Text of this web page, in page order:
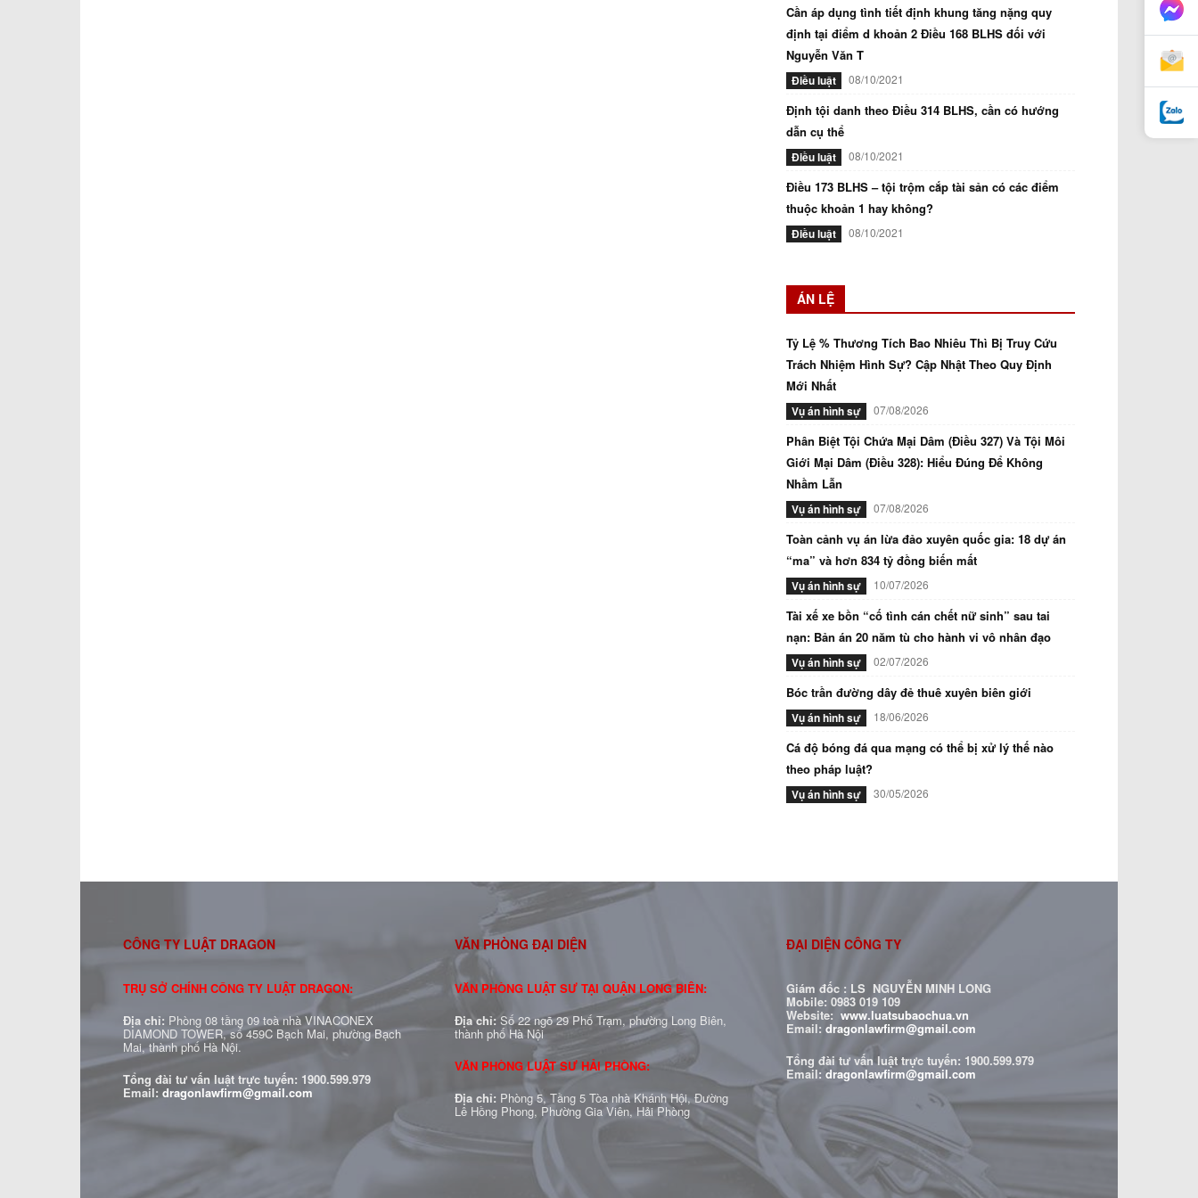
Cần áp dụng tình tiết định khung tăng nặng quy
định tại điểm d khoản 2 Điều 168 BLHS đối với
Nguyễn Văn T
Điều luật 08/10/2021
Định tội danh theo Điều 314 BLHS, cần có hướng
dẫn cụ thể
Điều luật 08/10/2021
Điều 173 BLHS – tội trộm cắp tài sản có các điểm
thuộc khoản 1 hay không?
Điều luật 08/10/2021
ÁN LỆ
Tỷ Lệ % Thương Tích Bao Nhiêu Thì Bị Truy Cứu
Trách Nhiệm Hình Sự? Cập Nhật Theo Quy Định
Mới Nhất
Vụ án hình sự 07/08/2026
Phân Biệt Tội Chứa Mại Dâm (Điều 327) Và Tội Môi
Giới Mại Dâm (Điều 328): Hiểu Đúng Để Không
Nhầm Lẫn
Vụ án hình sự 07/08/2026
Toàn cảnh vụ án lừa đảo xuyên quốc gia: 18 dự án
“ma” và hơn 834 tỷ đồng biến mất
Vụ án hình sự 10/07/2026
Tài xế xe bồn “cố tình cán chết nữ sinh” sau tai
nạn: Bản án 20 năm tù cho hành vi vô nhân đạo
Vụ án hình sự 02/07/2026
Bóc trần đường dây đẻ thuê xuyên biên giới
Vụ án hình sự 18/06/2026
Cá độ bóng đá qua mạng có thể bị xử lý thế nào
theo pháp luật?
Vụ án hình sự 30/05/2026
CÔNG TY LUẬT DRAGON
TRỤ SỞ CHÍNH CÔNG TY LUẬT DRAGON:
Địa chỉ: Phòng 08 tầng 09 toà nhà VINACONEX
DIAMOND TOWER, số 459C Bạch Mai, phường Bạch
Mai, thành phố Hà Nội.
Tổng đài tư vấn luật trực tuyến: 1900.599.979
Email: dragonlawfirm@gmail.com
VĂN PHÒNG ĐẠI DIỆN
VĂN PHÒNG LUẬT SƯ TẠI QUẬN LONG BIÊN:
Địa chỉ: Số 22 ngõ 29 Phố Trạm, phường Long Biên,
thành phố Hà Nội
VĂN PHÒNG LUẬT SƯ HẢI PHÒNG:
Địa chỉ: Phòng 5, Tầng 5 Tòa nhà Khánh Hội, Đường
Lê Hồng Phong, Phường Gia Viên, Hải Phòng
ĐẠI DIỆN CÔNG TY
Giám đốc : LS NGUYỄN MINH LONG
Mobile: 0983 019 109
Website: www.luatsubaochua.vn
Email: dragonlawfirm@gmail.com
Tổng đài tư vấn luật trực tuyến: 1900.599.979
Email: dragonlawfirm@gmail.com